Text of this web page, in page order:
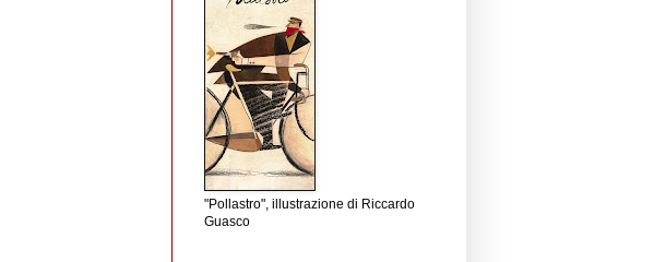
"Pollastro", illustrazione di Riccardo
Guasco